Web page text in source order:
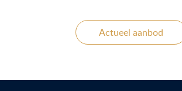
Actueel aanbod